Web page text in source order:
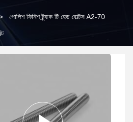
পোলিশ ফিনিশ ট্র্যাক টি হেড বোল্টস A2-70